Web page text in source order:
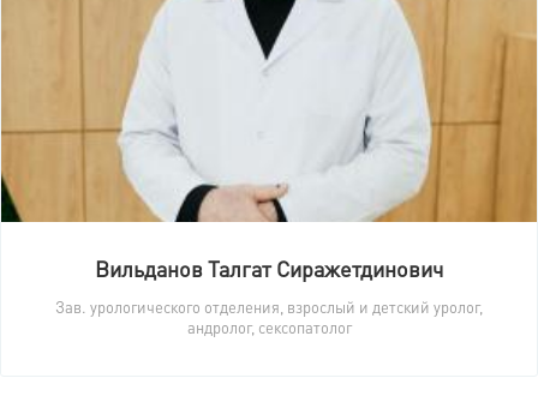
Вильданов Талгат Сиражетдинович
Зав. урологического отделения, взрослый и детский уролог,
андролог, сексопатолог